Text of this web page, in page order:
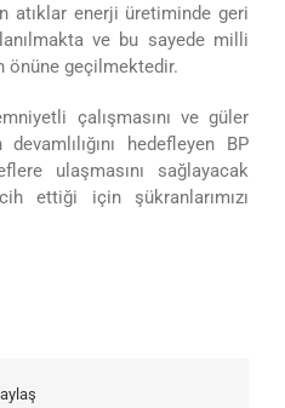
atıklar enerji üretiminde geri
ve bu sayede milli
önüne geçilmektedir.
çalışmasını ve güler
hedefleyen BP
ulaşmasını sağlayacak
ettiği için şükranlarımızı